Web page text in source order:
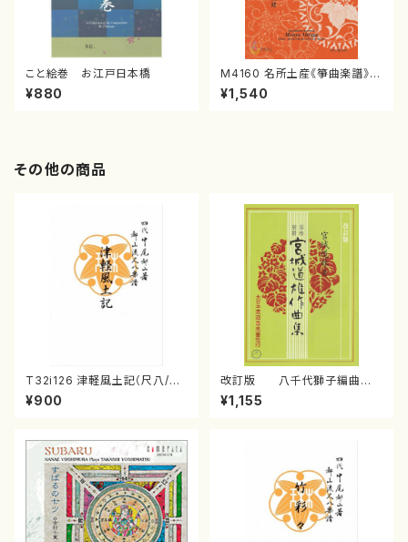
こと絵巻 お江戸日本橋
¥880
M4160 名所土産《箏曲楽譜》
（箏/宮城喜代子・宮城数江著・
宮城宗家監修/箏曲古典楽譜）
¥1,540
その他の商品
T32i126 津軽風土記（尺八/野
村峰山/尺八/都山式譜）都山流
公刊楽譜曲番:575
¥900
改訂版 八千代獅子編曲
（編曲八千代獅子）(/宮城道
雄/楽譜）
¥1,155